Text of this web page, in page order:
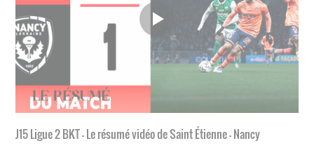
J15 Ligue 2 BKT - Le résumé vidéo de Saint Étienne - Nancy